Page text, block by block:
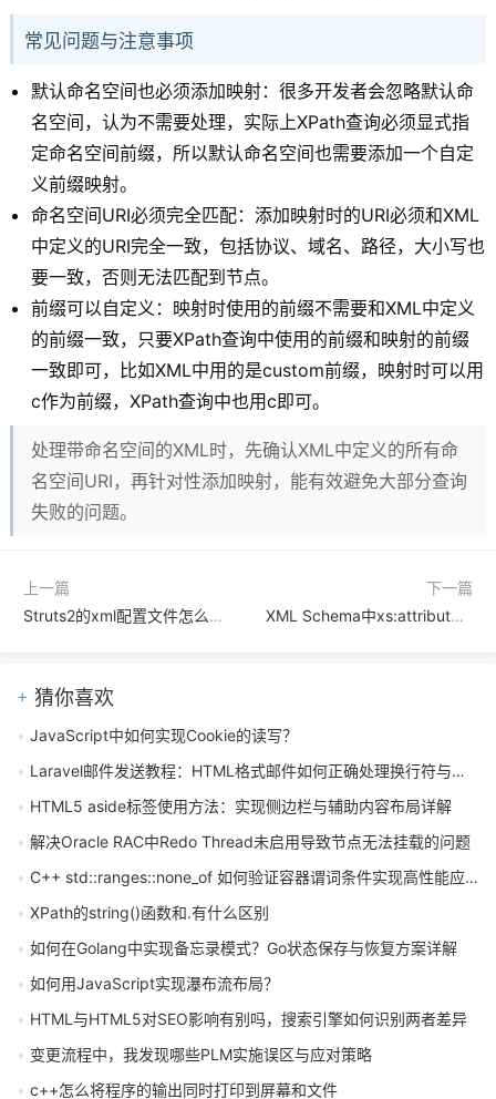
常见问题与注意事项
默认命名空间也必须添加映射：很多开发者会忽略默认命
名空间，认为不需要处理，实际上XPath查询必须显式指
定命名空间前缀，所以默认命名空间也需要添加一个自定
义前缀映射。
命名空间URI必须完全匹配：添加映射时的URI必须和XML
中定义的URI完全一致，包括协议、域名、路径，大小写也
要一致，否则无法匹配到节点。
前缀可以自定义：映射时使用的前缀不需要和XML中定义
的前缀一致，只要XPath查询中使用的前缀和映射的前缀
一致即可，比如XML中用的是custom前缀，映射时可以用
c作为前缀，XPath查询中也用c即可。
处理带命名空间的XML时，先确认XML中定义的所有命
名空间URI，再针对性添加映射，能有效避免大部分查询
失败的问题。
上一篇
Struts2的xml配置文件怎么写 Struts.xml核心配置文件详解
下一篇
XML Schema中xs:attribute的form属性如何限定XSD属性的命名空间
猜你喜欢
JavaScript中如何实现Cookie的读写？
Laravel邮件发送教程：HTML格式邮件如何正确处理换行符与内容排版
HTML5 aside标签使用方法：实现侧边栏与辅助内容布局详解
解决Oracle RAC中Redo Thread未启用导致节点无法挂载的问题
C++ std::ranges::none_of 如何验证容器谓词条件实现高性能应用
XPath的string()函数和.有什么区别
如何在Golang中实现备忘录模式？Go状态保存与恢复方案详解
如何用JavaScript实现瀑布流布局？
HTML与HTML5对SEO影响有别吗，搜索引擎如何识别两者差异
变更流程中，我发现哪些PLM实施误区与应对策略
c++怎么将程序的输出同时打印到屏幕和文件